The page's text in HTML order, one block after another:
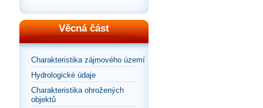
Věcná část
Charakteristika zájmového území
Hydrologické údaje
Charakteristika ohrožených
objektů